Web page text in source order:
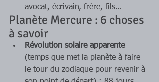
avocat, écrivain, frère, fils…
Planète Mercure : 6 choses
à savoir
Révolution solaire apparente
(temps que met la planète à faire
le tour du zodiaque pour revenir à